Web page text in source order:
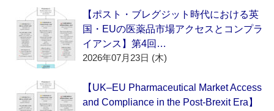
【ポスト・ブレグジット時代における英
国・EUの医薬品市場アクセスとコンプラ
イアンス】第4回…
2026年07月23日 (木)
【UK–EU Pharmaceutical Market Access
and Compliance in the Post-Brexit Era】